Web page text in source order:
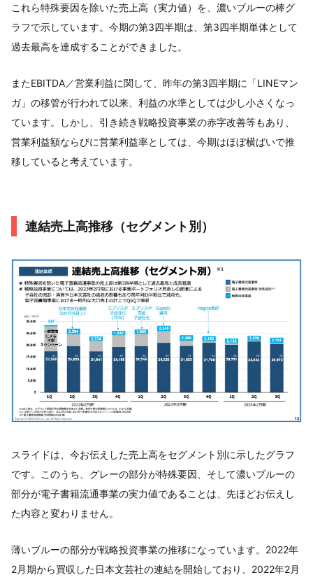
これら特殊要因を除いた売上高（実力値）を、濃いブルーの棒グ
ラフで示しています。今期の第3四半期は、第3四半期単体として
過去最高を達成することができました。
またEBITDA／営業利益に関して、昨年の第3四半期に「LINEマン
ガ」の移管が行われて以来、利益の水準としては少し小さくなっ
ています。しかし、引き続き戦略投資事業の赤字改善等もあり、
営業利益額ならびに営業利益率としては、今期はほぼ横ばいで推
移していると考えています。
連結売上高推移（セグメント別）
スライドは、今お伝えした売上高をセグメント別に示したグラフ
です。このうち、グレーの部分が特殊要因、そして濃いブルーの
部分が電子書籍流通事業の実力値であることは、先ほどお伝えし
た内容と変わりません。
薄いブルーの部分が戦略投資事業の推移になっています。2022年
2月期から買収した日本文芸社の連結を開始しており、2022年2月